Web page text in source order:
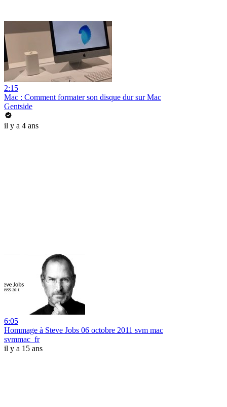
2:15
Mac : Comment formater son disque dur sur Mac
Gentside
il y a 4 ans
6:05
Hommage à Steve Jobs 06 octobre 2011 svm mac
svmmac_fr
il y a 15 ans